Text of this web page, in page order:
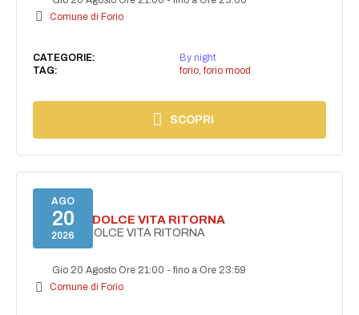
Comune di Forio
CATEGORIE:
By night
TAG:
forio, forio mood
SCOPRI
AGO
20
2026
FORIO LA DOLCE VITA RITORNA
FORIO LA DOLCE VITA RITORNA
Gio 20 Agosto Ore 21:00 -fino a Ore 23:59
Comune di Forio